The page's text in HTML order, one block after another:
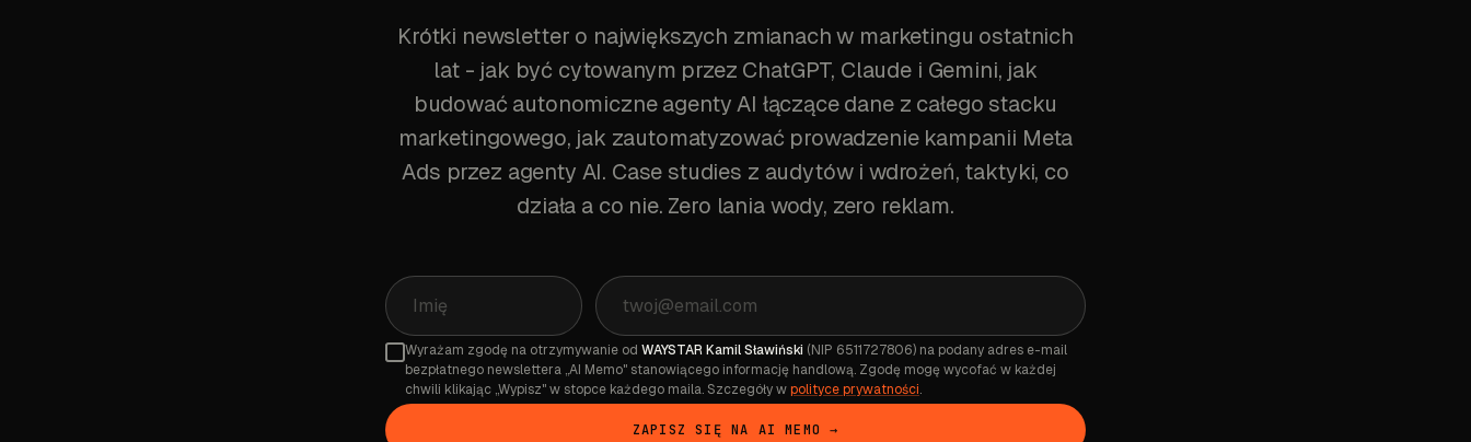
Krótki newsletter o największych zmianach w marketingu ostatnich
lat - jak być cytowanym przez ChatGPT, Claude i Gemini, jak
budować autonomiczne agenty AI łączące dane z całego stacku
marketingowego, jak zautomatyzować prowadzenie kampanii Meta
Ads przez agenty AI. Case studies z audytów i wdrożeń, taktyki, co
działa a co nie. Zero lania wody, zero reklam.
Wyrażam zgodę na otrzymywanie od WAYSTAR Kamil Sławiński (NIP 6511727806) na podany adres e-mail
bezpłatnego newslettera „AI Memo" stanowiącego informację handlową. Zgodę mogę wycofać w każdej
chwili klikając „Wypisz" w stopce każdego maila. Szczegóły wpolityce prywatności.
ZAPISZ SIĘ NA AI MEMO →